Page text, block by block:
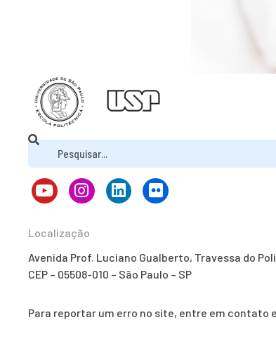
Localização
Avenida Prof. Luciano Gualberto, Travessa do
CEP – 05508-010 – São Paulo – SP
Para reportar um erro no site, entre em contato